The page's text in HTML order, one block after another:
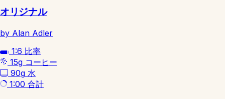
オリジナル
by Alan Adler
1:6 比率
15g コーヒー
90g 水
1:00 合計